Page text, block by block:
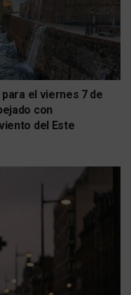
el viernes 7 de
con
del Este